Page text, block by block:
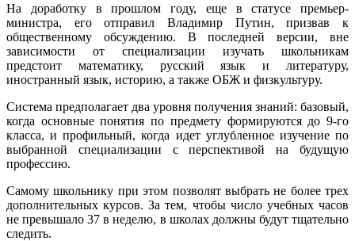
На доработку в прошлом году, еще в статусе премьер-
министра, его отправил Владимир Путин, призвав к
общественному обсуждению. В последней версии, вне
зависимости от специализации изучать школьникам
предстоит математику, русский язык и литературу,
иностранный язык, историю, а также ОБЖ и физкультуру.
Система предполагает два уровня получения знаний: базовый,
когда основные понятия по предмету формируются до 9-го
класса, и профильный, когда идет углубленное изучение по
выбранной специализации с перспективой на будущую
профессию.
Самому школьнику при этом позволят выбрать не более трех
дополнительных курсов. За тем, чтобы число учебных часов
не превышало 37 в неделю, в школах должны будут тщательно
следить.